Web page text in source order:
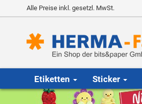
Alle Preise inkl. gesetzl. MwSt.
Etiketten Sticker